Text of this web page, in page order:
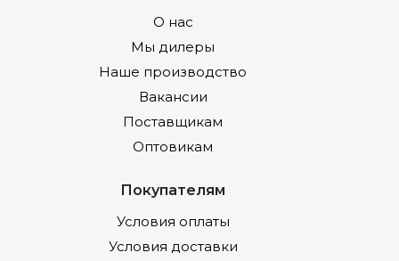
О нас
Мы дилеры
Наше производство
Вакансии
Поставщикам
Оптовикам
Покупателям
Условия оплаты
Условия доставки